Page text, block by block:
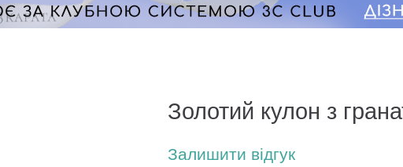
Золотий кулон з
Залишити відгук